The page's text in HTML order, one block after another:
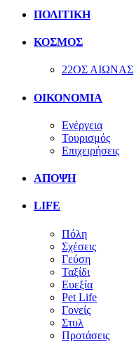
ΠΟΛΙΤΙΚΗ
ΚΟΣΜΟΣ
22ΟΣ ΑΙΩΝΑΣ
ΟΙΚΟΝΟΜΙΑ
Ενέργεια
Τουρισμός
Επιχειρήσεις
ΑΠΟΨΗ
LIFE
Πόλη
Σχέσεις
Γεύση
Ταξίδι
Ευεξία
Pet Life
Γονείς
Στυλ
Προτάσεις